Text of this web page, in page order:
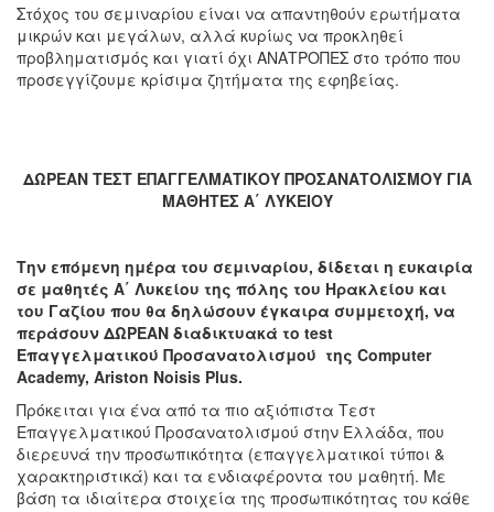
Στόχος του σεμιναρίου είναι να απαντηθούν ερωτήματα
μικρών και μεγάλων, αλλά κυρίως να προκληθεί
προβληματισμός και γιατί όχι ΑΝΑΤΡΟΠΕΣ στο τρόπο που
προσεγγίζουμε κρίσιμα ζητήματα της εφηβείας.
ΔΩΡΕΑΝ ΤΕΣΤ ΕΠΑΓΓΕΛΜΑΤΙΚΟΥ ΠΡΟΣΑΝΑΤΟΛΙΣΜΟΥ ΓΙΑ
ΜΑΘΗΤΕΣ Α΄ ΛΥΚΕΙΟΥ
Την επόμενη ημέρα του σεμιναρίου, δίδεται η ευκαιρία
σε μαθητές A΄ Λυκείου της πόλης του Ηρακλείου και
του Γαζίου που θα δηλώσουν έγκαιρα συμμετοχή, να
περάσουν ΔΩΡΕΑΝ διαδικτυακά το test
Επαγγελματικού Προσανατολισμού της Computer
Academy, Ariston Noisis Plus.
Πρόκειται για ένα από τα πιο αξιόπιστα Τεστ
Επαγγελματικού Προσανατολισμού στην Ελλάδα, που
διερευνά την προσωπικότητα (επαγγελματικοί τύποι &
χαρακτηριστικά) και τα ενδιαφέροντα του μαθητή. Με
βάση τα ιδιαίτερα στοιχεία της προσωπικότητας του κάθε